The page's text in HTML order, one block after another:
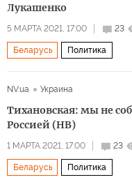
Лукашенко
5 МАРТА 2021, 17:00 23
Беларусь Политика
NV.ua Украина
Тихановская: мы не
Россией (НВ)
1 МАРТА 2021, 17:00 23
Беларусь Политика